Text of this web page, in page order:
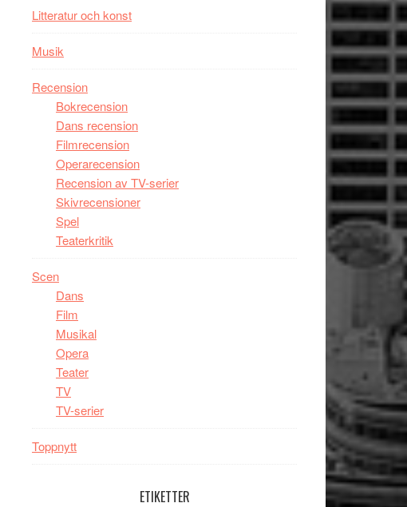
Litteratur och konst
Musik
Recension
Bokrecension
Dans recension
Filmrecension
Operarecension
Recension av TV-serier
Skivrecensioner
Spel
Teaterkritik
Scen
Dans
Film
Musikal
Opera
Teater
TV
TV-serier
Toppnytt
ETIKETTER